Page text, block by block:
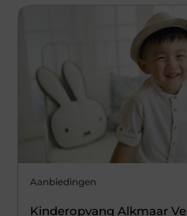
Aanbiedingen
Kinderopvang Alkmaar